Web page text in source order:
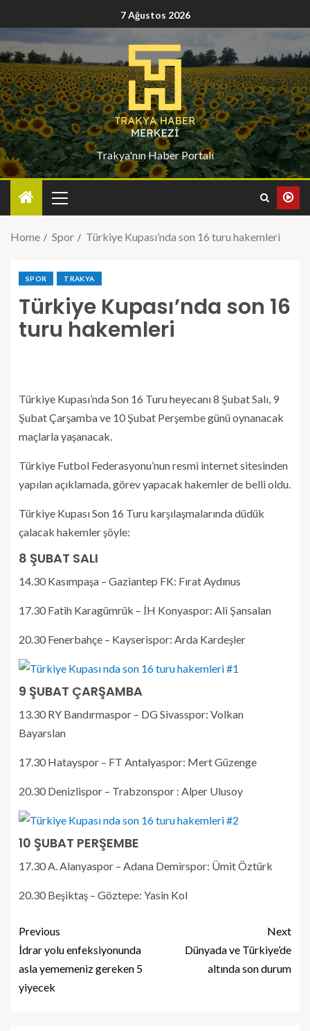
7 Ağustos 2026
Trakya'nın Haber Portalı
Home Spor Türkiye Kupası’nda son 16 turu hakemleri
SPOR TRAKYA
Türkiye Kupası’nda son 16
turu hakemleri
Türkiye Kupası’nda Son 16 Turu heyecanı 8 Şubat Salı, 9
Şubat Çarşamba ve 10 Şubat Perşembe günü oynanacak
maçlarla yaşanacak.
Türkiye Futbol Federasyonu’nun resmi internet sitesinden
yapılan açıklamada, görev yapacak hakemler de belli oldu.
Türkiye Kupası Son 16 Turu karşılaşmalarında düdük
çalacak hakemler şöyle:
8 ŞUBAT SALI
14.30 Kasımpaşa – Gaziantep FK: Fırat Aydınus
17.30 Fatih Karagümrük – İH Konyaspor: Ali Şansalan
20.30 Fenerbahçe – Kayserispor: Arda Kardeşler
9 ŞUBAT ÇARŞAMBA
13.30 RY Bandırmaspor – DG Sivasspor: Volkan
Bayarslan
17.30 Hatayspor – FT Antalyaspor: Mert Güzenge
20.30 Denizlispor – Trabzonspor : Alper Ulusoy
10 ŞUBAT PERŞEMBE
17.30 A. Alanyaspor – Adana Demirspor: Ümit Öztürk
20.30 Beşiktaş – Göztepe: Yasin Kol
Previous
İdrar yolu enfeksiyonunda
asla yememeniz gereken 5
yiyecek
Next
Dünyada ve Türkiye’de
altında son durum